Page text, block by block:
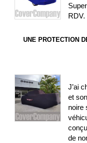
RDV.
UNE PROTECTION
J’ai
et
noire
de